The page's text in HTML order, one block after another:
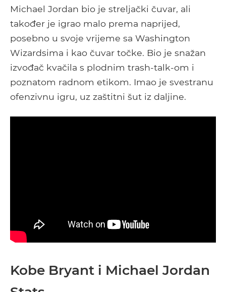
Michael Jordan bio je streljački čuvar, ali
također je igrao malo prema naprijed,
posebno u svoje vrijeme sa Washington
Wizardsima i kao čuvar točke. Bio je snažan
izvođač kvačila s plodnim trash-talk-om i
poznatom radnom etikom. Imao je svestranu
ofenzivnu igru, uz zaštitni šut iz daljine.
Kobe Bryant i Michael Jordan